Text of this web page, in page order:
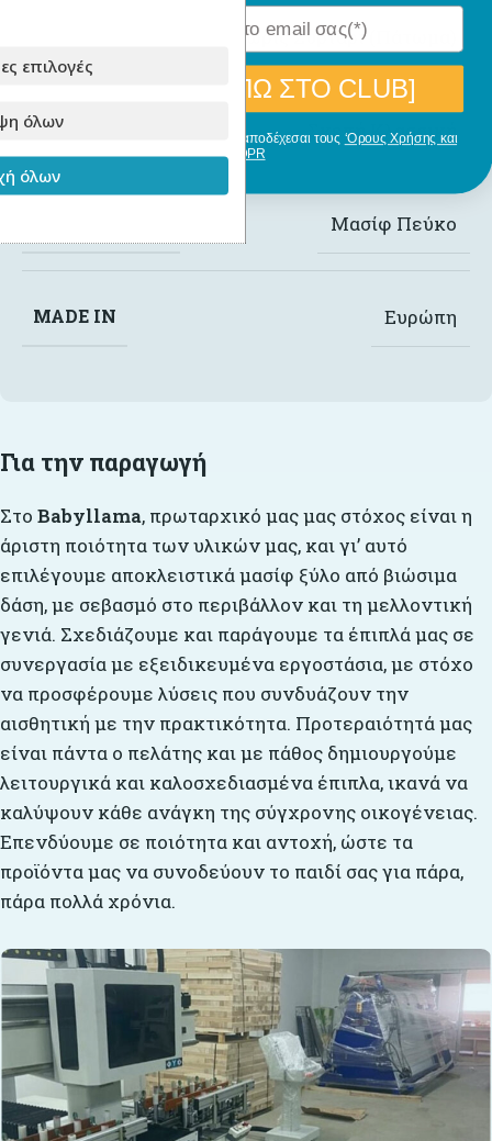
Χωρίς Συρτάρι (Πάτωμα)
ΤΎΠΟΣ ΣΚΕΠΉΣ Σκεπή Κλασσική
Μασίφ Πεύκο
MADE IN Ευρώπη
Για την παραγωγή
Στο Babyllama, πρωταρχικό μας μας στόχος είναι η
άριστη ποιότητα των υλικών μας, και γι’ αυτό
επιλέγουμε αποκλειστικά μασίφ ξύλο από βιώσιμα
δάση, με σεβασμό στο περιβάλλον και τη μελλοντική
γενιά. Σχεδιάζουμε και παράγουμε τα έπιπλά μας σε
συνεργασία με εξειδικευμένα εργοστάσια, με στόχο
να προσφέρουμε λύσεις που συνδυάζουν την
αισθητική με την πρακτικότητα. Προτεραιότητά μας
είναι πάντα ο πελάτης και με πάθος δημιουργούμε
λειτουργικά και καλοσχεδιασμένα έπιπλα, ικανά να
καλύψουν κάθε ανάγκη της σύγχρονης οικογένειας.
Επενδύουμε σε ποιότητα και αντοχή, ώστε τα
προϊόντα μας να συνοδεύουν το παιδί σας για πάρα,
πάρα πολλά χρόνια.
επιλογές
όλων
όλων
[ΘΕΛΩ ΝΑ ΜΠΩ ΣΤΟ CLUB]
Με την εγγραφή σου, δηλώνεις ότι αποδέχεσαι τους ‘Ορους Χρήσης και
GDPR